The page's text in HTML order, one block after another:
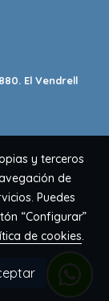
El Vendrell
y terceros
de
Puedes
“Configurar”
de cookies.